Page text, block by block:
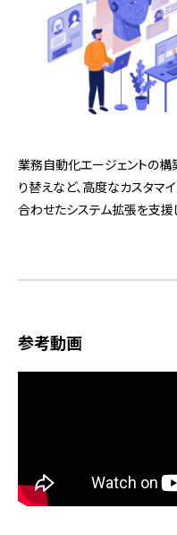
業務自動化エージェントの
り替えなど、高度なカスタマ
合わせたシステム拡張を支援
参考動画